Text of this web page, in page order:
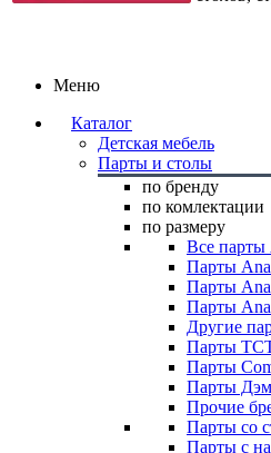
Меню
Каталог
Детская мебель
Парты и столы
по бренду
по комлектации
по размеру
Все парты
Парты
Парты
Парты
Другие
Парты
Парты
Парты
Прочие
Парты со
Парты с